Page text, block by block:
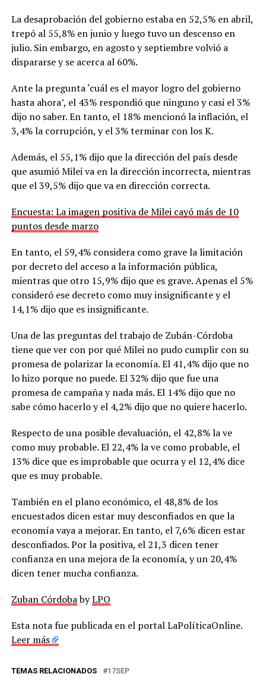
La desaprobación del gobierno estaba en 52,5% en abril,
trepó al 55,8% en junio y luego tuvo un descenso en
julio. Sin embargo, en agosto y septiembre volvió a
dispararse y se acerca al 60%.
Ante la pregunta ‘cuál es el mayor logro del gobierno
hasta ahora’, el 43% respondió que ninguno y casi el 3%
dijo no saber. En tanto, el 18% mencionó la inflación, el
3,4% la corrupción, y el 3% terminar con los K.
Además, el 55,1% dijo que la dirección del país desde
que asumió Milei va en la dirección incorrecta, mientras
que el 39,5% dijo que va en dirección correcta.
Encuesta: La imagen positiva de Milei cayó más de 10
puntos desde marzo
En tanto, el 59,4% considera como grave la limitación
por decreto del acceso a la información pública,
mientras que otro 15,9% dijo que es grave. Apenas el 5%
consideró ese decreto como muy insignificante y el
14,1% dijo que es insignificante.
Una de las preguntas del trabajo de Zubán-Córdoba
tiene que ver con por qué Milei no pudo cumplir con su
promesa de polarizar la economía. El 41,4% dijo que no
lo hizo porque no puede. El 32% dijo que fue una
promesa de campaña y nada más. El 14% dijo que no
sabe cómo hacerlo y el 4,2% dijo que no quiere hacerlo.
Respecto de una posible devaluación, el 42,8% la ve
como muy probable. El 22,4% la ve como probable, el
13% dice que es improbable que ocurra y el 12,4% dice
que es muy probable.
También en el plano económico, el 48,8% de los
encuestados dicen estar muy desconfiados en que la
economía vaya a mejorar. En tanto, el 7,6% dicen estar
desconfiados. Por la positiva, el 21,3 dicen tener
confianza en una mejora de la economía, y un 20,4%
dicen tener mucha confianza.
Zuban CórdobabyLPO
Esta nota fue publicada en el portal LaPolíticaOnline.
Leer más
TEMAS RELACIONADOS 17SEP